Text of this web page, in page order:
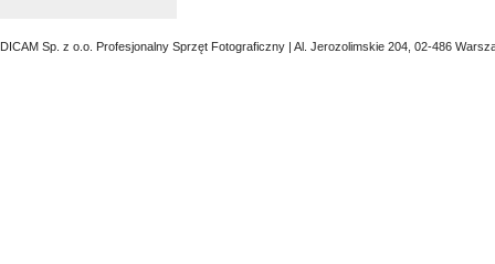
DICAM Sp. z o.o. Profesjonalny Sprzęt Fotograficzny | Al. Jerozolimskie 204, 02-486